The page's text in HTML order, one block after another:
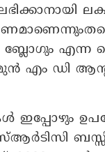
എന്ന
എം ഡി
ഇപ്പോഴും